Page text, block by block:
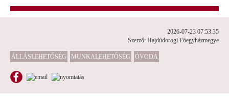
2026-07-23 07:53:35
Szerző: Hajdúdorogi Főegyházmegye
ÁLLÁSLEHETŐSÉG MUNKALEHETŐSÉG ÓVODA